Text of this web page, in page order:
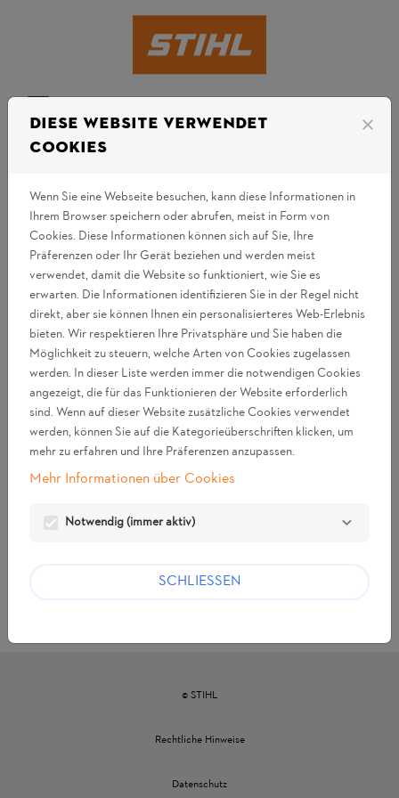
Menü
COOKIES
STIHL verwendet Cookies, um mehr über die
Besucherpräferenzen zu erfahren und die Website zu
optimieren. Dies vereinfacht die Navigation und hilft,
eine benutzerfreundliche Website einzurichten. Cookies
sind nützlich, um zu überprüfen, ob Ihr Computer bisher
unsere Seite besucht hat. Lediglich Cookies, die auf
Ihrem Computer gespeichert sind, werden identifiziert.
Es gibt zwei Arten von Cookies:
Das eine Cookie speichert Ihre Sprachpräferenzen,
damit diese Seite bei erneutem Besuch
automatisch in der richtigen Sprache angezeigt
werden kann. Dieses läuft automatisch 180 Tage
nach dem letzten Besuch ab.
Das zweite Cookie ist das Sitzungs-Cookie,
verfällt automatisch, sobald Sie den Browser
© STIHL
Rechtliche Hinweise
Datenschutz
Diese Website verwendet
Cookies
close
Wenn Sie eine Webseite besuchen, kann diese Informationen in
Ihrem Browser speichern oder abrufen, meist in Form von
Cookies. Diese Informationen können sich auf Sie, Ihre
Präferenzen oder Ihr Gerät beziehen und werden meist
verwendet, damit die Website so funktioniert, wie Sie es
erwarten. Die Informationen identifizieren Sie in der Regel nicht
direkt, aber sie können Ihnen ein personalisierteres Web-Erlebnis
bieten. Wir respektieren Ihre Privatsphäre und Sie haben die
Möglichkeit zu steuern, welche Arten von Cookies zugelassen
werden. In dieser Liste werden immer die notwendigen Cookies
angezeigt, die für das Funktionieren der Website erforderlich
sind. Wenn auf dieser Website zusätzliche Cookies verwendet
werden, können Sie auf die Kategorieüberschriften klicken, um
mehr zu erfahren und Ihre Präferenzen anzupassen.
Mehr Informationen über Cookies
Notwendig (immer aktiv)
SCHLIESSEN